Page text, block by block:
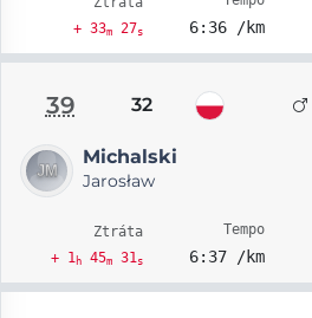
+ 33m27s 6:36 /km
39 32
Michalski
Jarosław
Ztráta
+ 1h45m31s
Tempo
6:37 /km